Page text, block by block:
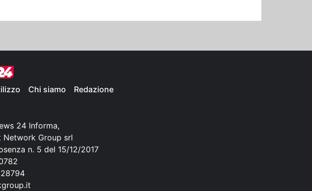
Chi siamo Redazione
24 Informa,
Group srl
n. 5 del 15/12/2017